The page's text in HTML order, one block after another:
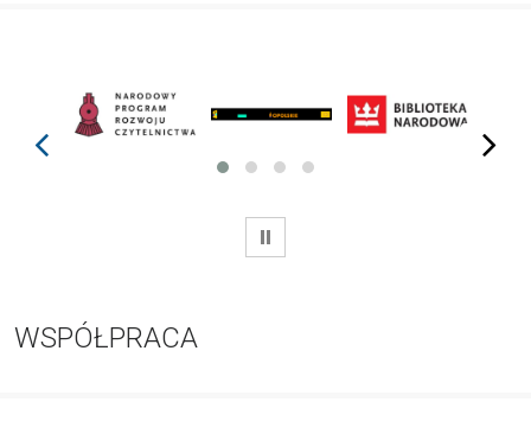
prev next
WSTRZYMAJ
WSPÓŁPRACA